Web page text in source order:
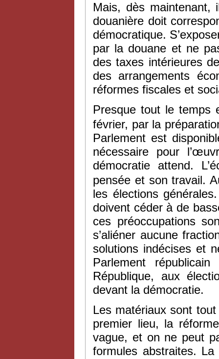
Mais, dès maintenant,
douanière doit
démocratique.
par la douane et ne
des taxes intérieures
des arrangements
réformes fiscales et
Presque tout le temps
février, par la
Parlement est
nécessaire pour
démocratie attend.
pensée et son travail.
les élections
doivent céder à de
ces préoccupations
s’aliéner aucune
solutions indécises et
Parlement
République, aux
devant la démocratie.
Les matériaux sont
premier lieu, la
vague, et on ne peut
formules abstraites.